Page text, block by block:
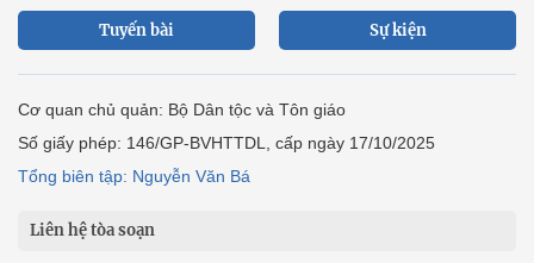
Tuyến bài Sự kiện
Cơ quan chủ quản: Bộ Dân tộc và Tôn giáo
Số giấy phép: 146/GP-BVHTTDL, cấp ngày 17/10/2025
Tổng biên tập: Nguyễn Văn Bá
Liên hệ tòa soạn